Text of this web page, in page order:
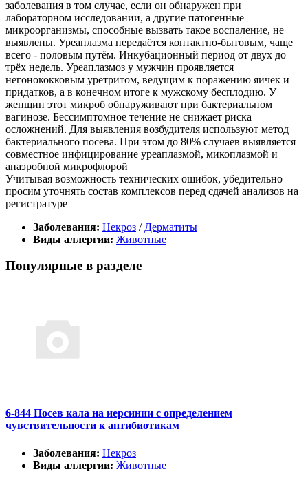
заболевания в том случае, если он обнаружен при
лабораторном исследовании, а другие патогенные
микроорганизмы, способные вызвать такое воспаление, не
выявлены. Уреаплазма передаётся контактно-бытовым, чаще
всего - половым путём. Инкубационный период от двух до
трёх недель. Уреаплазмоз у мужчин проявляется
негонококковым уретритом, ведущим к поражению яичек и
придатков, а в конечном итоге к мужскому бесплодию. У
женщин этот микроб обнаруживают при бактериальном
вагинозе. Бессимптомное течение не снижает риска
осложнений. Для выявления возбудителя используют метод
бактериального посева. При этом до 80% случаев выявляется
совместное инфицирование уреаплазмой, микоплазмой и
анаэробной микрофлорой
Учитывая возможность технических ошибок, убедительно
просим уточнять состав комплексов перед сдачей анализов на
регистратуре
Заболевания: Некроз / Дерматиты
Виды аллергии: Животные
Популярные в разделе
6-844 Посев кала на иерсинии с определением
чувствительности к антибиотикам
Заболевания: Некроз
Виды аллергии: Животные